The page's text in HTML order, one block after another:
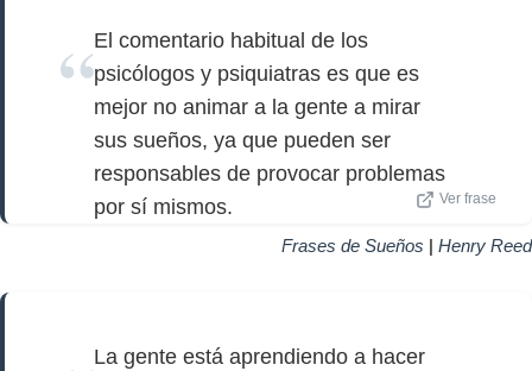
El comentario habitual de los
psicólogos y psiquiatras es que es
mejor no animar a la gente a mirar
sus sueños, ya que pueden ser
responsables de provocar problemas
por sí mismos.
Ver frase
Frases de Sueños | Henry Reed
La gente está aprendiendo a hacer